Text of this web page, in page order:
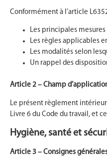
Conformément à l’article
Les principales
Les règles applicables
Les modalités selon
Un rappel des
Article 2 – Champ
Le présent règlement
Livre 6 du Code du travail, et
Hygiène, santé et
Article 3 – Consignes